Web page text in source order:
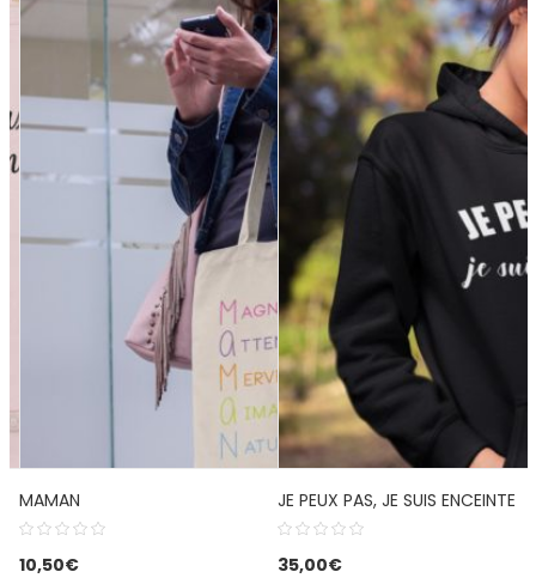
MAMAN
10,50€
JE PEUX PAS, JE SUIS ENCEINTE
35,00€